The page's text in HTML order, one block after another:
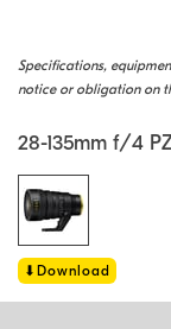
Specifications,
notice or obligation on
28-135mm f/4
Download